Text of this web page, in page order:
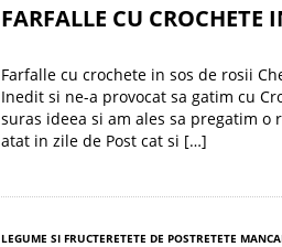
FARFALLE CU CROCHETE
Farfalle cu crochete in sos de rosii
Inedit si ne-a provocat sa gatim cu
suras ideea si am ales sa pregatim
atat in zile de Post cat si […]
LEGUME SI FRUCTERETETE DE POSTRETETE